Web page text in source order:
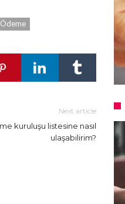
Next article
kuruluşu listesine nasıl
ulaşabilirim?